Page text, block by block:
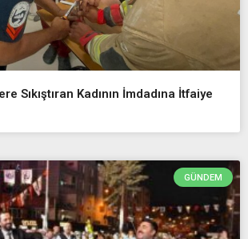
Sıkıştıran Kadının İmdadına İtfaiye
GÜNDEM